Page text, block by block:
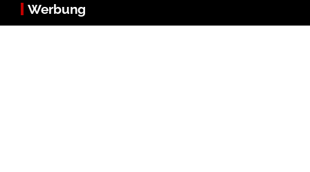
Werbung